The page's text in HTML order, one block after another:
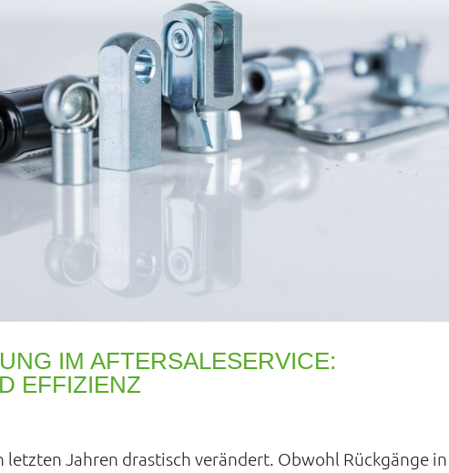
IM AFTERSALESERVICE:
EFFIZIENZ
letzten Jahren drastisch verändert. Obwohl Rückgänge in